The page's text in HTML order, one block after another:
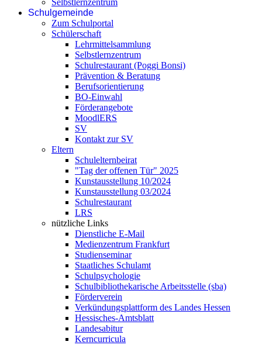
Selbstlernzentrum
Schulgemeinde
Zum Schulportal
Schülerschaft
Lehrmittelsammlung
Selbstlernzentrum
Schulrestaurant (Poggi Bonsi)
Prävention & Beratung
Berufsorientierung
BO-Einwahl
Förderangebote
MoodlERS
SV
Kontakt zur SV
Eltern
Schulelternbeirat
"Tag der offenen Tür" 2025
Kunstausstellung 10/2024
Kunstausstellung 03/2024
Schulrestaurant
LRS
nützliche Links
Dienstliche E-Mail
Medienzentrum Frankfurt
Studienseminar
Staatliches Schulamt
Schulpsychologie
Schulbibliothekarische Arbeitsstelle (sba)
Förderverein
Verkündungsplattform des Landes Hessen
Hessisches-Amtsblatt
Landesabitur
Kerncurricula